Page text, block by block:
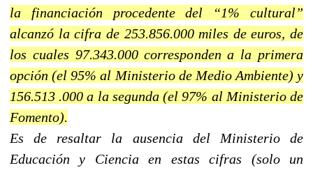
la financiación procedente del “1% cultural”
alcanzó la cifra de 253.856.000 miles de euros, de
los cuales 97.343.000 corresponden a la primera
opción (el 95% al Ministerio de Medio Ambiente) y
156.513 .000 a la segunda (el 97% al Ministerio de
Fomento).
Es de resaltar la ausencia del Ministerio de
Educación y Ciencia en estas cifras (solo un